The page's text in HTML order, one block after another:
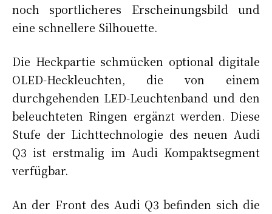
noch sportlicheres Erscheinungsbild und
eine schnellere Silhouette.
Die Heckpartie schmücken optional digitale
OLED-Heckleuchten, die von einem
durchgehenden LED-Leuchtenband und den
beleuchteten Ringen ergänzt werden. Diese
Stufe der Lichttechnologie des neuen Audi
Q3 ist erstmalig im Audi Kompaktsegment
verfügbar.
An der Front des Audi Q3 befinden sich die